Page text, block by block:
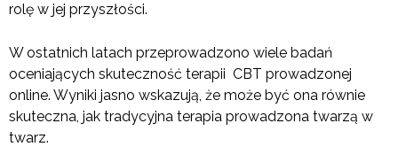
rolę w jej przyszłości.
W ostatnich latach przeprowadzono wiele badań
oceniających skuteczność terapii CBT prowadzonej
online. Wyniki jasno wskazują, że może być ona równie
skuteczna, jak tradycyjna terapia prowadzona twarzą w
twarz.